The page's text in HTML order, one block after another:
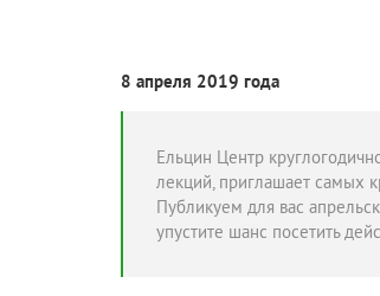
8 апреля 2019 года
Ельцин Центр
лекций, приглашает самых
Публикуем для вас
упустите шанс посетить